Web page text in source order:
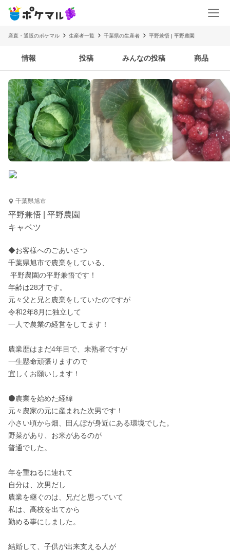
産直・通販のポケマル 生産者一覧 千葉県の生産者 平野兼悟 | 平野農園
情報 投稿 みんなの投稿 商品
千葉県旭市
平野兼悟 | 平野農園
キャベツ
◆お客様へのごあいさつ
千葉県旭市で農業をしている、
年齢は28才です。
元々父と兄と農業をしていたのですが
令和2年8月に独立して
一人で農業の経営をしてます！
農業歴はまだ4年目で、未熟者ですが
一生懸命頑張りますので
宜しくお願いします！
⚫農業を始めた経緯
元々農家の元に産まれた次男です！
小さい頃から畑、田んぼが身近にある環境でした。
野菜があり、お米があるのが
普通でした。
年を重ねるに連れて
自分は、次男だし
農業を継ぐのは、兄だと思っていて
私は、高校を出てから
勤める事にしました。
結婚して、子供が出来支える人が